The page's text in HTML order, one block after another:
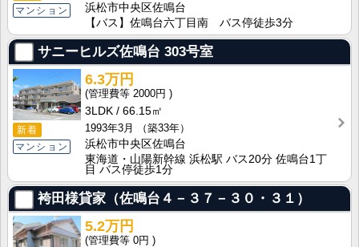
マンション
浜松市中央区佐鳴台
【バス】佐鳴台六丁目南 バス停徒歩3分
サニーヒルズ佐鳴台 303号室
新着
マンション
6.3万円
2000円
3LDK
66.15㎡
1993年3月
（築33年）
浜松市中央区佐鳴台
東海道・山陽新幹線 浜松駅 バス20分 佐鳴台1丁
目 バス停徒歩1分
袴田様貸家（佐鳴台４－３７－３０・３１）
5.2万円
0円